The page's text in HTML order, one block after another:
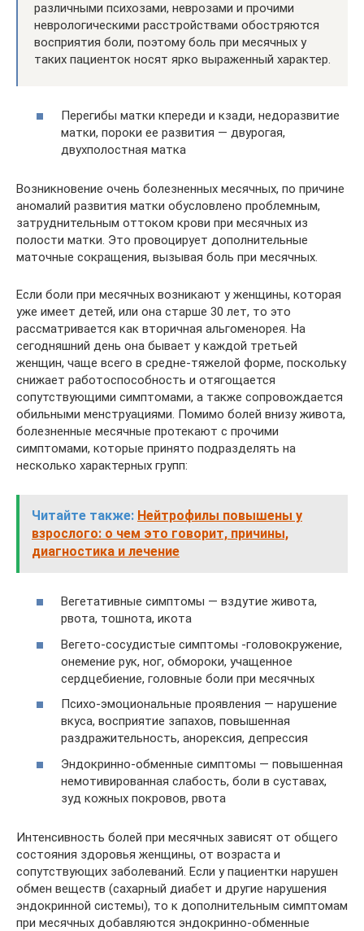
различными психозами, неврозами и прочими
неврологическими расстройствами обостряются
восприятия боли, поэтому боль при месячных у
таких пациенток носят ярко выраженный характер.
Перегибы матки кпереди и кзади, недоразвитие
матки, пороки ее развития — двурогая,
двухполостная матка
Возникновение очень болезненных месячных, по причине
аномалий развития матки обусловлено проблемным,
затруднительным оттоком крови при месячных из
полости матки. Это провоцирует дополнительные
маточные сокращения, вызывая боль при месячных.
Если боли при месячных возникают у женщины, которая
уже имеет детей, или она старше 30 лет, то это
рассматривается как вторичная альгоменорея. На
сегодняшний день она бывает у каждой третьей
женщин, чаще всего в средне-тяжелой форме, поскольку
снижает работоспособность и отягощается
сопутствующими симптомами, а также сопровождается
обильными менструациями. Помимо болей внизу живота,
болезненные месячные протекают с прочими
симптомами, которые принято подразделять на
несколько характерных групп:
Читайте также: Нейтрофилы повышены у
взрослого: о чем это говорит, причины,
диагностика и лечение
Вегетативные симптомы — вздутие живота,
рвота, тошнота, икота
Вегето-сосудистые симптомы -головокружение,
онемение рук, ног, обмороки, учащенное
сердцебиение, головные боли при месячных
Психо-эмоциональные проявления — нарушение
вкуса, восприятие запахов, повышенная
раздражительность, анорексия, депрессия
Эндокринно-обменные симптомы — повышенная
немотивированная слабость, боли в суставах,
зуд кожных покровов, рвота
Интенсивность болей при месячных зависят от общего
состояния здоровья женщины, от возраста и
сопутствующих заболеваний. Если у пациентки нарушен
обмен веществ (сахарный диабет и другие нарушения
эндокринной системы), то к дополнительным симптомам
при месячных добавляются эндокринно-обменные